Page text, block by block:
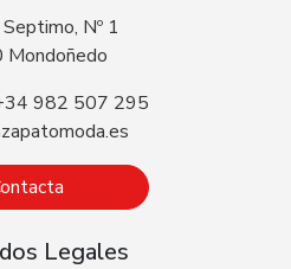
Nº 1
982 507 295
Legales